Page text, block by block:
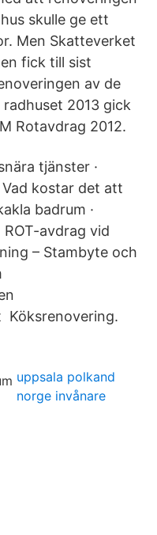
skulle ge ett
Men Skatteverket
fick till sist
av de
2013 gick
Rotavdrag 2012.
tjänster ·
Vad kostar det att
badrum ·
avdrag vid
– Stambyte och
Köksrenovering.
uppsala polkand
norge invånare